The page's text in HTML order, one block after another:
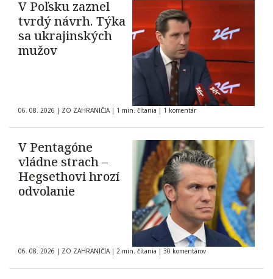
V Poľsku zaznel
tvrdý návrh. Týka
sa ukrajinských
mužov
06. 08. 2026 | ZO ZAHRANIČIA | 1 min. čítania | 1 komentár
V Pentagóne
vládne strach –
Hegsethovi hrozí
odvolanie
06. 08. 2026 | ZO ZAHRANIČIA | 2 min. čítania | 30 komentárov